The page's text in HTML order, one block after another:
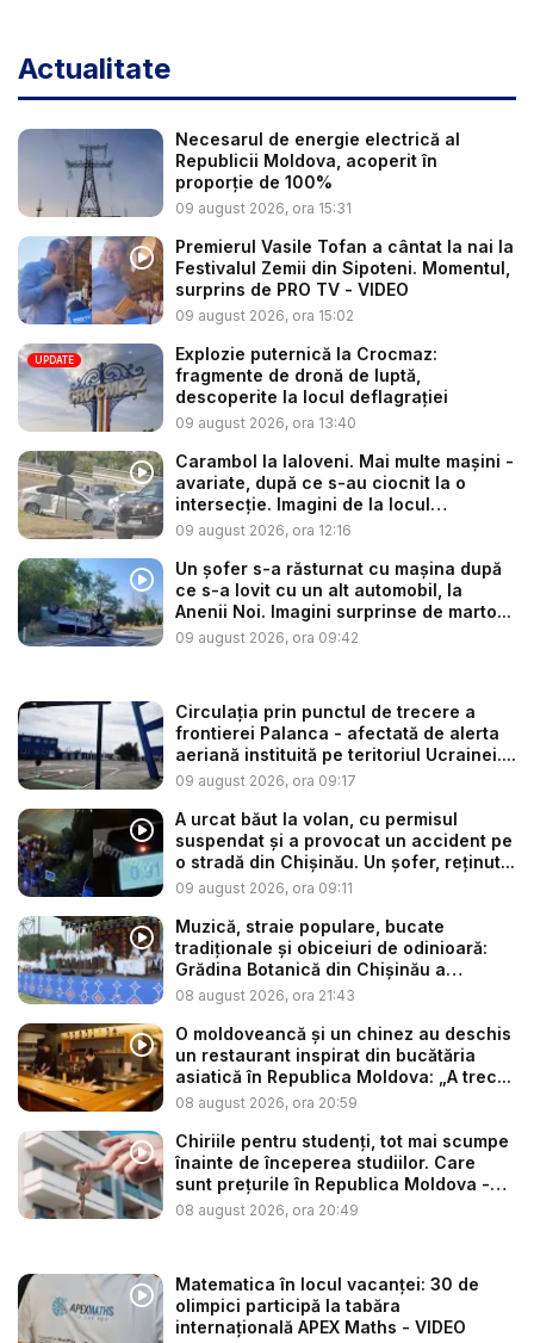
Actualitate
Necesarul de energie electrică al
Republicii Moldova, acoperit în
proporție de 100%
09 august 2026, ora 15:31
Premierul Vasile Tofan a cântat la nai la
Festivalul Zemii din Sipoteni. Momentul,
surprins de PRO TV - VIDEO
09 august 2026, ora 15:02
UPDATE
Explozie puternică la Crocmaz:
fragmente de dronă de luptă,
descoperite la locul deflagrației
09 august 2026, ora 13:40
Carambol la Ialoveni. Mai multe mașini -
avariate, după ce s-au ciocnit la o
intersecție. Imagini de la locul
acciden...
09 august 2026, ora 12:16
Un șofer s-a răsturnat cu mașina după
ce s-a lovit cu un alt automobil, la
Anenii Noi. Imagini surprinse de marto...
09 august 2026, ora 09:42
Circulația prin punctul de trecere a
frontierei Palanca - afectată de alerta
aeriană instituită pe teritoriul Ucrainei....
09 august 2026, ora 09:17
A urcat băut la volan, cu permisul
suspendat și a provocat un accident pe
o stradă din Chișinău. Un șofer, reținut...
09 august 2026, ora 09:11
Muzică, straie populare, bucate
tradiționale și obiceiuri de odinioară:
Grădina Botanică din Chișinău a
găzdui...
08 august 2026, ora 21:43
O moldoveancă și un chinez au deschis
un restaurant inspirat din bucătăria
asiatică în Republica Moldova: „A trec...
08 august 2026, ora 20:59
Chiriile pentru studenți, tot mai scumpe
înainte de începerea studiilor. Care
sunt prețurile în Republica Moldova -
V...
08 august 2026, ora 20:49
Matematica în locul vacanței: 30 de
olimpici participă la tabăra
internațională APEX Maths - VIDEO